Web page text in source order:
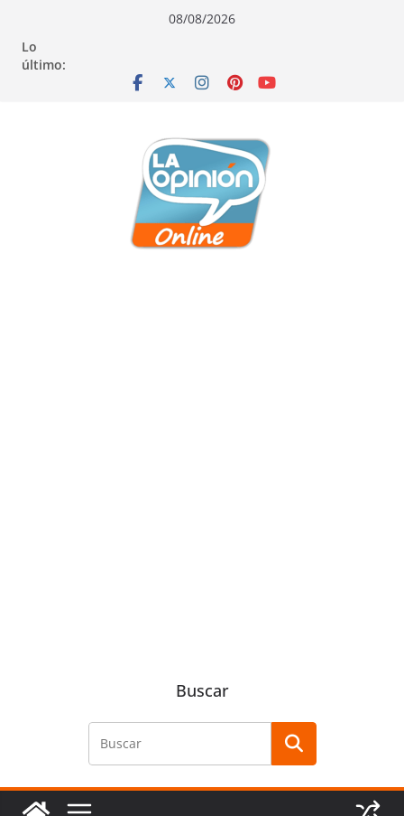
contenido
navegación
contenido
08/08/2026
Lo
último:
Buscar